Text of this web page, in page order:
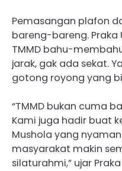
Pemasangan plafon
bareng-bareng.
TMMD bahu-
jarak, gak ada sekat.
gotong royong yang
“TMMD bukan cuma
Kami juga hadir buat
Mushola yang
masyarakat makin
silaturahmi,” ujar